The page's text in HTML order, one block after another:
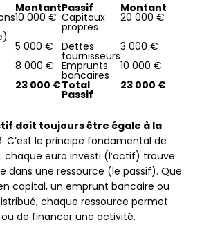
MontantPassif Montant
10 000 € Capitaux
propres
20 000 €
5 000 € Dettes
fournisseurs
3 000 €
8 000 € Emprunts
bancaires
10 000 €
23 000 €Total
Passif
23 000 €
doit toujours être égale à la
. C’est le principe fondamental de
chaque euro investi (l’actif) trouve
dans une ressource (le passif). Que
capital, un emprunt bancaire ou
chaque ressource permet
ou de financer une activité.